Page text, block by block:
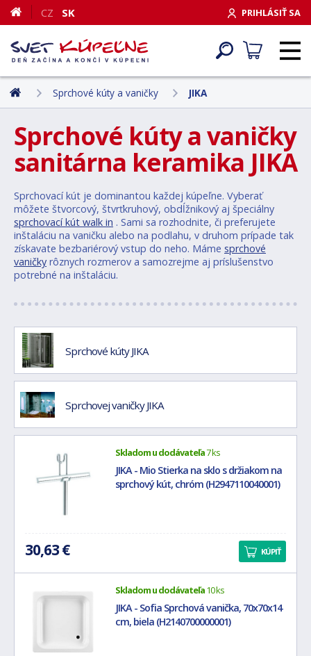
PRIHLÁSIŤ SA
CZ SK
Sprchové kúty a vaničky JIKA
Sprchové kúty a vaničky
sanitárna keramika JIKA
Sprchovací kút je dominantou každej kúpeľne. Vyberať
môžete štvorcový, štvrťkruhový, obdĺžnikový aj špeciálny
sprchovací kút walk in . Sami sa rozhodnite, či preferujete
inštaláciu na vaničku alebo na podlahu, v druhom prípade tak
získavate bezbariérový vstup do neho. Máme sprchové
vaničky rôznych rozmerov a samozrejme aj príslušenstvo
potrebné na inštaláciu.
Sprchové kúty JIKA
Sprchovej vaničky JIKA
Skladom u dodávateľa7 ks
JIKA - Mio Stierka na sklo s držiakom na
sprchový kút, chróm (H2947110040001)
30,63 € KÚPIŤ
Skladom u dodávateľa10 ks
JIKA - Sofia Sprchová vanička, 70x70x14
cm, biela (H2140700000001)